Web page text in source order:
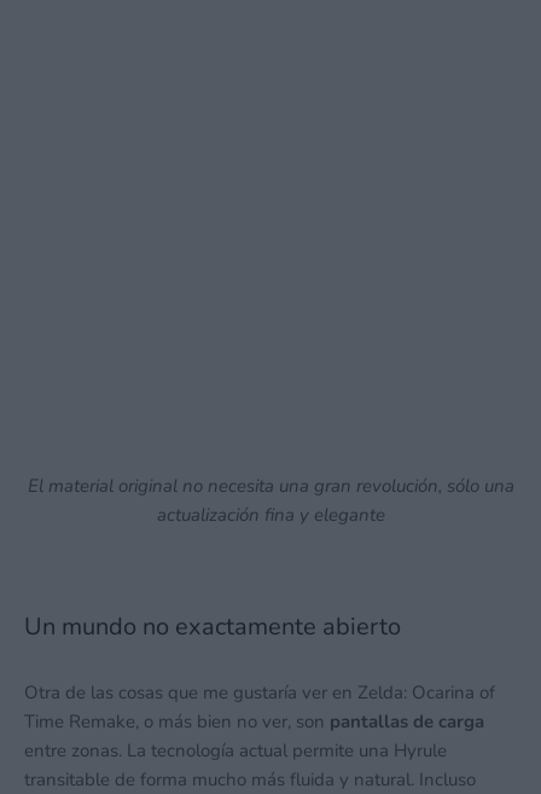
El material original no necesita una gran revolución, sólo una
actualización fina y elegante
Un mundo no exactamente abierto
Otra de las cosas que me gustaría ver en Zelda: Ocarina of
Time Remake, o más bien no ver, son pantallas de carga
entre zonas. La tecnología actual permite una Hyrule
transitable de forma mucho más fluida y natural. Incluso